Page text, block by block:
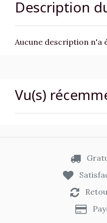
Description
Aucune description n'a
Vu(s)